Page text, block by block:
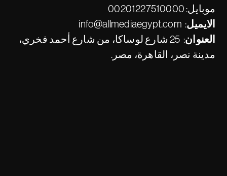
موبايل: 00201227510000
الايميل: info@allmediaegypt.com
العنوان:
مدينة نصر، القاهرة، مصر.